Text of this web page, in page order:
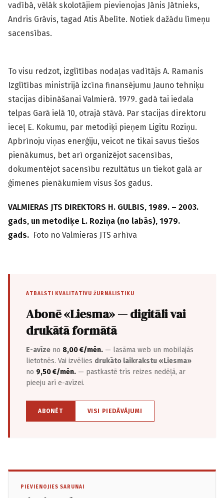
vadībā, vēlāk skolotājiem pievienojas Jānis Jātnieks,
Andris Grāvis, tagad Atis Ābelīte. Notiek dažādu līmeņu
sacensības.
To visu redzot, izglītības nodaļas vadītājs A. Ramanis
Izglītības ministrijā izcīna finansējumu Jauno tehniķu
stacijas dibināšanai Valmierā. 1979. gadā tai iedala
telpas Garā ielā 10, otrajā stāvā. Par stacijas direktoru
ieceļ E. Kokumu, par metodiķi pieņem Ligitu Roziņu.
Apbrīnoju viņas enerģiju, veicot ne tikai savus tiešos
pienākumus, bet arī organizējot sacensības,
dokumentējot sacensību rezultātus un tiekot galā ar
ģimenes pienākumiem visus šos gadus.
VALMIERAS JTS DIREKTORS H. GULBIS, 1989. – 2003.
gads, un metodiķe L. Roziņa (no labās), 1979.
gads. Foto no Valmieras JTS arhīva
ATBALSTI KVALITATĪVU ŽURNĀLISTIKU
Abonē «Liesma» — digitāli vai
drukātā formātā
E-avīze no 8,00 €/mēn. — lasāma web un mobilajās
lietotnēs. Vai izvēlies drukāto laikrakstu «Liesma»
no 9,50 €/mēn. — pastkastē trīs reizes nedēļā, ar
pieeju arī e-avīzei.
ABONĒT VISI PIEDĀVĀJUMI
PIEVIENOJIES SARUNAI